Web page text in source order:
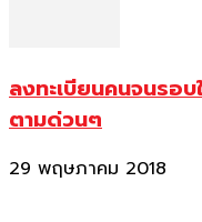
ลงทะเบียนคนจนรอ
ตามด่วนๆ
29 พฤษภาคม 2018